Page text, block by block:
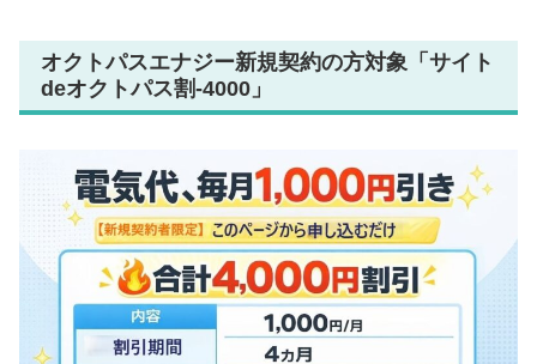
オクトパスエナジー新規契約の方対象「サイト
deオクトパス割-4000」